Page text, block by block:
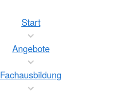
Start
Angebote
Fachausbildung